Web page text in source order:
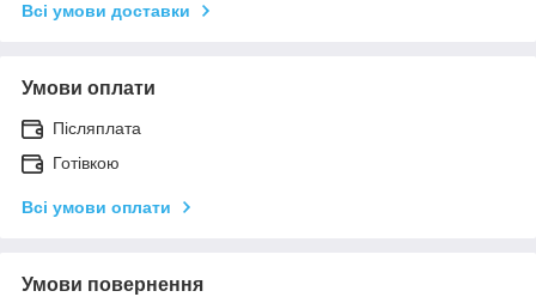
Всі умови доставки
Умови оплати
Післяплата
Готівкою
Всі умови оплати
Умови повернення